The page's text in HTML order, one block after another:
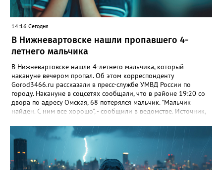
14:16 Сегодня
В Нижневартовске нашли пропавшего 4-
летнего мальчика
В Нижневартовске нашли 4-летнего мальчика, который
накануне вечером пропал. Об этом корреспонденту
Gorod3466.ru рассказали в пресс-службе УМВД России по
городу. Накануне в соцсетях сообщали, что в районе 19:20 со
двора по адресу Омская, 68 потерялся мальчик. "Мальчик
найден. С ним все хорошо", - сообщили в ведомстве. Источник,
издания, что мальчик просто заблудился. По словам
собеседника, ребенок гулял с сестрой, в какой-то момент она
отвлеклась, а он убежал от нее. "Мальчик гулял, пытаясь найти
дом, но не смог. Затем его нашли прохожие и позвонили в
полицию", - добавил источник.